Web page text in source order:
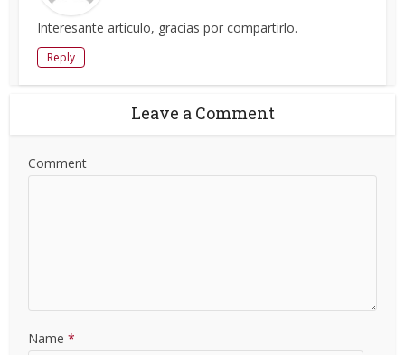
Interesante articulo, gracias por compartirlo.
Reply
Leave a Comment
Comment
Name *